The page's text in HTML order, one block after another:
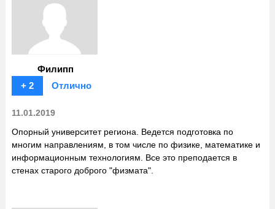
Филипп
+ 2
Отлично
11.01.2019
Опорный университет региона. Ведется подготовка по
многим направлениям, в том числе по физике, математике и
информационным технологиям. Все это преподается в
стенах старого доброго "физмата".